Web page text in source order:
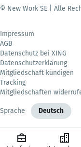
© New Work SE | Alle
Impressum
AGB
Datenschutz bei XING
Datenschutzerklärung
Mitgliedschaft kündigen
Tracking
Mitgliedschaften
Sprache Deutsch